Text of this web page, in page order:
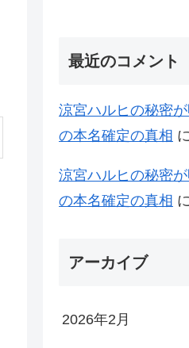
最近のコメント
涼宮ハルヒの秘密
の本名確定の真相 に
涼宮ハルヒの秘密
の本名確定の真相 に
アーカイブ
2026年2月